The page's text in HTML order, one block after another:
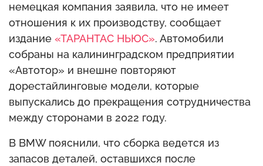
немецкая компания заявила, что не имеет
отношения к их производству, сообщает
издание «ТАРАНТАС НЬЮС». Автомобили
собраны на калининградском предприятии
«Автотор» и внешне повторяют
дорестайлинговые модели, которые
выпускались до прекращения сотрудничества
между сторонами в 2022 году.
В BMW пояснили, что сборка ведется из
запасов деталей, оставшихся после